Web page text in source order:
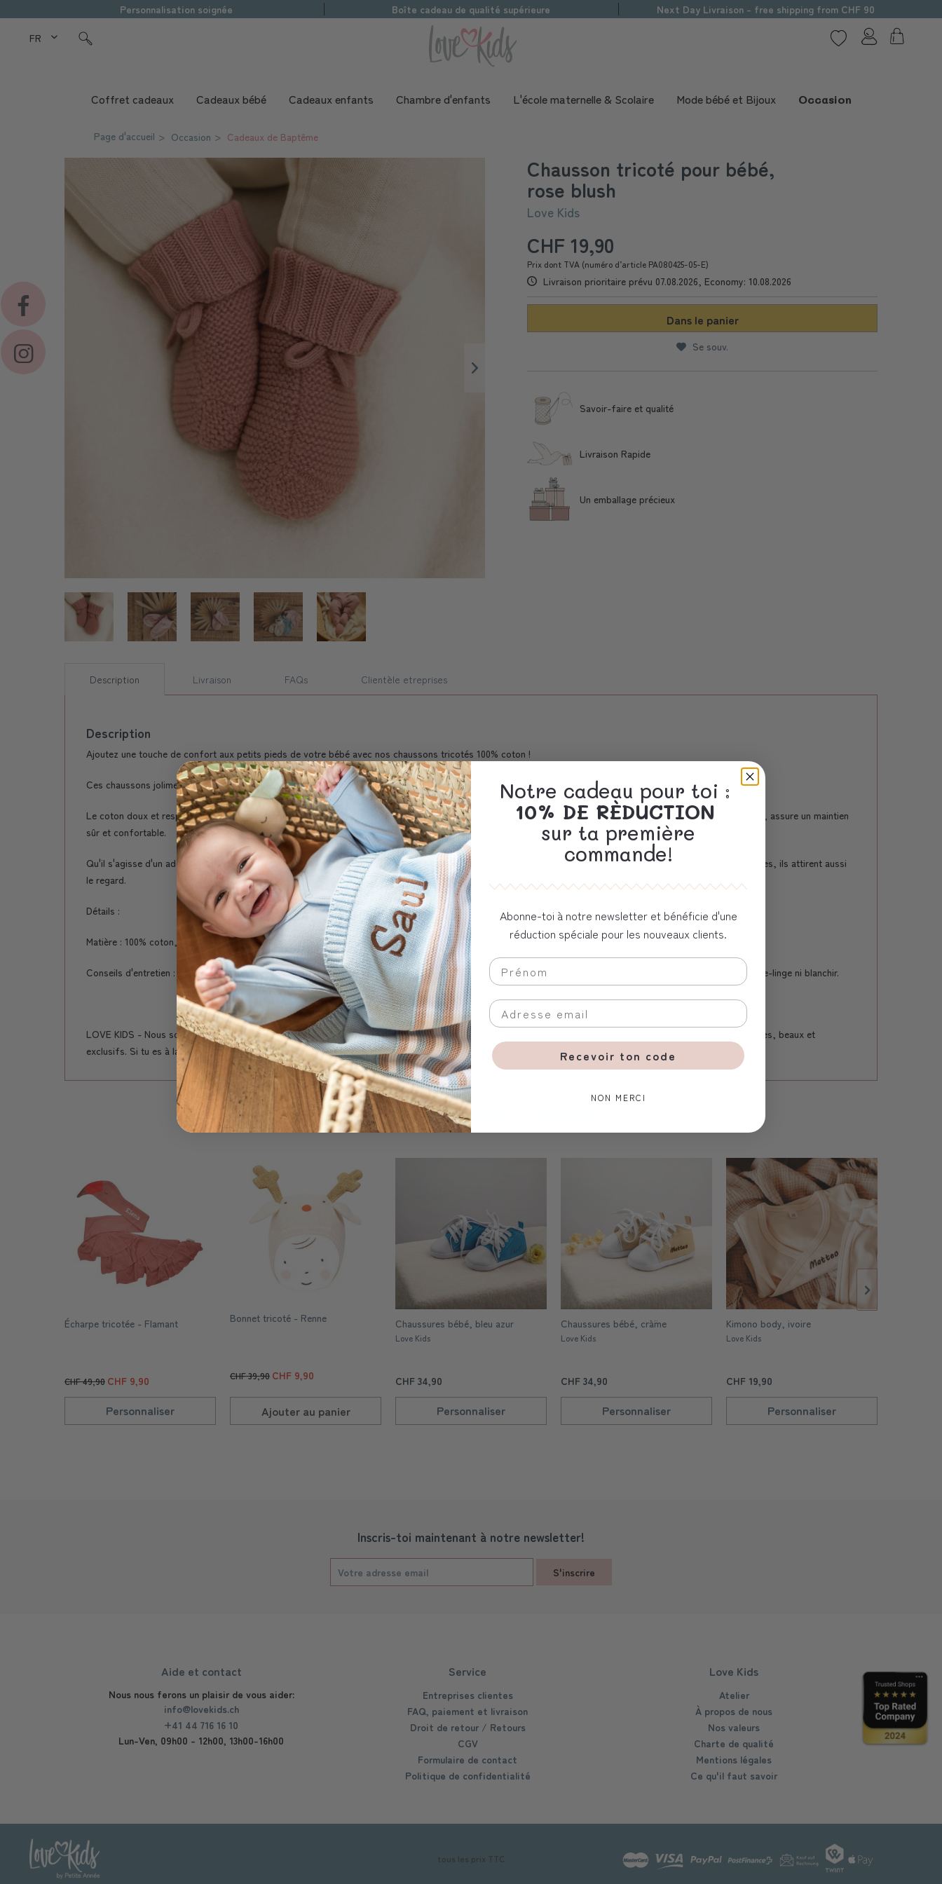
Personnalisation soignée Boîte cadeau de qualité supérieure Next Day Livraison - free shipping from CHF 90
FR Love Kids
Coffret cadeaux Cadeaux bébé Cadeaux enfants Chambre d'enfants L'école maternelle & Scolaire Mode bébé et Bijoux Occasion
Page d'accueil Occasion Cadeaux de Baptême
Chausson tricoté pour bébé,
rose blush
Love Kids
CHF 19,90
Prix dont TVA (numéro d’article PA080425-05-E)
Livraison prioritaire prévu 07.08.2026, Economy: 10.08.2026
Dans le panier
Se souv.
Savoir-faire et qualité
Livraison Rapide
Un emballage précieux
Description Livraison FAQs Clientèle etreprises
Description
Ajoutez une touche de confort aux petits pieds de votre bébé avec nos chaussons tricotés 100% coton !
Ces chaussons joliment conçus sont le choix idéal pour les moments de douceur et offrent un confort incomparable à la peau délicate de ton petit chéri.
Le coton doux et respirant permet de garder les pieds au chaud et à l'aise, tandis que le design bien pensé, avec la possibilité d'attacher les chaussons en haut, assure un maintien
sûr et confortable.
Qu'il s'agisse d'un adorable cadeau de naissance ou d'un complément affectueux à la layette, nos chaussons tricotés pour bébé ne sont pas seulement pratiques, ils attirent aussi
le regard.
Détails :
Matière : 100% coton, Oeko-Tex Standard 100.
Conseils d'entretien : Lavage en machine sur cycle délicat avec des couleurs similaires. Pour le séchage, poser à plat et ne pas repasser. Ne pas sécher au sèche-linge ni blanchir.
LOVE KIDS - Nous sommes une petite entreprise suisse locale, dans laquelle des personnes travaillent avec une grande passion pour créer des cadeaux durables, beaux et
exclusifs. Si tu es à la recherche de cadeaux de bonne qualité et durables, qui donnent le sourire et font plaisir, tu es à la bonne adresse.
Vous aimerez aussi
Écharpe tricotée - Flamant
CHF 49,90 CHF 9,90
Personnaliser
Bonnet tricoté - Renne
CHF 39,90 CHF 9,90
Ajouter au panier
Chaussures bébé, bleu azur
Love Kids
CHF 34,90
Personnaliser
Chaussures bébé, crà¨me
Love Kids
CHF 34,90
Personnaliser
Kimono body, ivoire
Love Kids
CHF 19,90
Personnaliser
Inscris-toi maintenant à notre newsletter!
S'inscrire
Aide et contact
Nous nous ferons un plaisir de vous aider:
info@lovekids.ch
+41 44 716 16 10
Lun-Ven, 09h00 - 12h00, 13h00-16h00
Service
Entreprises clientes
FAQ, paiement et livraison
Droit de retour / Retours
CGV
Formulaire de contact
Politique de confidentialité
Love Kids
Atelier
À propos de nous
Nos valeurs
Charte de qualité
Mentions légales
Ce qu'il faut savoir
tous les prix TTC
Notre cadeau pour toi :
10% DE RÈDUCTION
sur ta première
commande!
Abonne-toi à notre newsletter et bénéficie d'une
réduction spéciale pour les nouveaux clients.
Recevoir ton code
NON MERCI